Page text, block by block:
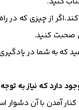
کند.اگر از چیزی که
صحبت کنید.
که به شما در
آمدن با آن دشوار